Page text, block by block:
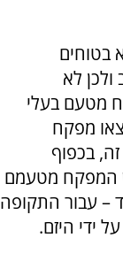
בטוחים
לא
מטעם בעלי
מפקח
בכפוף
המפקח מטעמם
– עבור התקופה
ידי היזם.